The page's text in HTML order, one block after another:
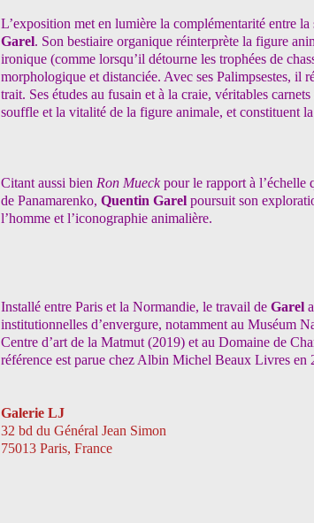
L’exposition met en lumière la complémentarité entre
Garel. Son bestiaire organique réinterprète la figure
ironique (comme lorsqu’il détourne les trophées de
morphologique et distanciée. Avec ses Palimpsestes, il
trait. Ses études au fusain et à la craie, véritables carnets
souffle et la vitalité de la figure animale, et constituent la
Citant aussi bien Ron Mueckpour le rapport à l’échelle
de Panamarenko, Quentin Garel poursuit son
l’homme et l’iconographie animalière.
Installé entre Paris et la Normandie, le travail de Garel
institutionnelles d’envergure, notamment au Muséum
Centre d’art de la Matmut (2019) et au Domaine de
référence est parue chez Albin Michel Beaux Livres en
Galerie LJ
32 bd du Général Jean Simon
75013 Paris, France